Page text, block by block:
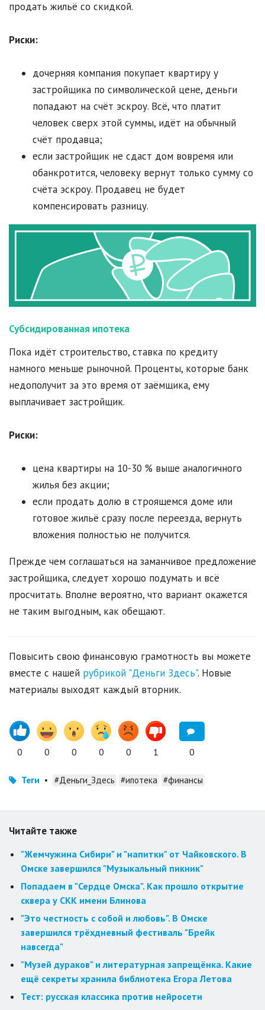
продать жильё со скидкой.
Риски:
дочерняя компания покупает квартиру у
застройщика по символической цене, деньги
попадают на счёт эскроу. Всё, что платит
человек сверх этой суммы, идёт на обычный
счёт продавца;
если застройщик не сдаст дом вовремя или
обанкротится, человеку вернут только сумму со
счёта эскроу. Продавец не будет
компенсировать разницу.
Субсидированная ипотека
Пока идёт строительство, ставка по кредиту
намного меньше рыночной. Проценты, которые банк
недополучит за это время от заёмщика, ему
выплачивает застройщик.
Риски:
цена квартиры на 10-30 % выше аналогичного
жилья без акции;
если продать долю в строящемся доме или
готовое жильё сразу после переезда, вернуть
вложения полностью не получится.
Прежде чем соглашаться на заманчивое предложение
застройщика, следует хорошо подумать и всё
просчитать. Вполне вероятно, что вариант окажется
не таким выгодным, как обещают.
Повысить свою финансовую грамотность вы можете
вместе с нашей рубрикой "Деньги Здесь". Новые
материалы выходят каждый вторник.
0 0 0 0 0 1 0
Теги • #Деньги_Здесь #ипотека #финансы
Читайте также
"Жемчужина Сибири" и "напитки" от Чайковского. В
Омске завершился "Музыкальный пикник"
Попадаем в "Сердце Омска". Как прошло открытие
сквера у СКК имени Блинова
"Это честность с собой и любовь". В Омске
завершился трёхдневный фестиваль "Брейк
навсегда"
"Музей дураков" и литературная запрещёнка. Какие
ещё секреты хранила библиотека Егора Летова
Тест: русская классика против нейросети